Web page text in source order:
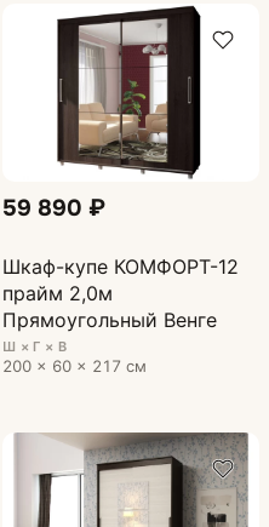
59 890 ₽
Шкаф-купе КОМФОРТ-12
прайм 2,0м
Прямоугольный Венге
Ш × Г × В
200 × 60 × 217 см